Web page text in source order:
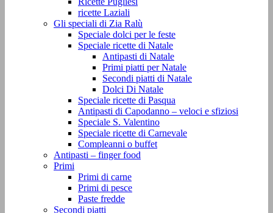
ricette Laziali
Gli speciali di Zia Ralù
Speciale dolci per le feste
Speciale ricette di Natale
Antipasti di Natale
Primi piatti per Natale
Secondi piatti di Natale
Dolci Di Natale
Speciale ricette di Pasqua
Antipasti di Capodanno – veloci e sfiziosi
Speciale S. Valentino
Speciale ricette di Carnevale
Compleanni o buffet
Antipasti – finger food
Primi
Primi di carne
Primi di pesce
Paste fredde
Secondi piatti